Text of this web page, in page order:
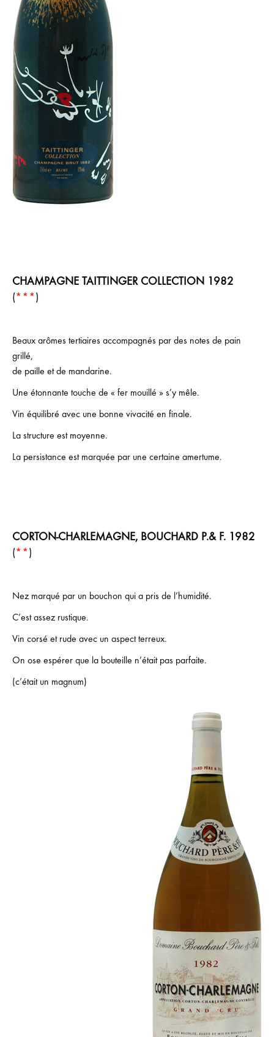
CHAMPAGNE TAITTINGER COLLECTION 1982
(***)
Beaux arômes tertiaires accompagnés par des notes de pain
grillé,
de paille et de mandarine.
Une étonnante touche de « fer mouillé » s’y mêle.
Vin équilibré avec une bonne vivacité en finale.
La structure est moyenne.
La persistance est marquée par une certaine amertume.
CORTON-CHARLEMAGNE, BOUCHARD P.& F. 1982
(**)
Nez marqué par un bouchon qui a pris de l’humidité.
C’est assez rustique.
Vin corsé et rude avec un aspect terreux.
On ose espérer que la bouteille n’était pas parfaite.
(c’était un magnum)